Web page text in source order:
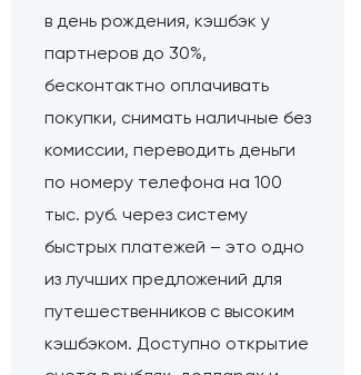
в день рождения, кэшбэк у
партнеров до 30%,
бесконтактно оплачивать
покупки, снимать наличные без
комиссии, переводить деньги
по номеру телефона на 100
тыс. руб. через систему
быстрых платежей – это одно
из лучших предложений для
путешественников с высоким
кэшбэком. Доступно открытие